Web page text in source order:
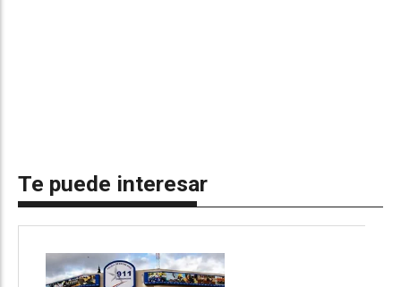
Te puede interesar